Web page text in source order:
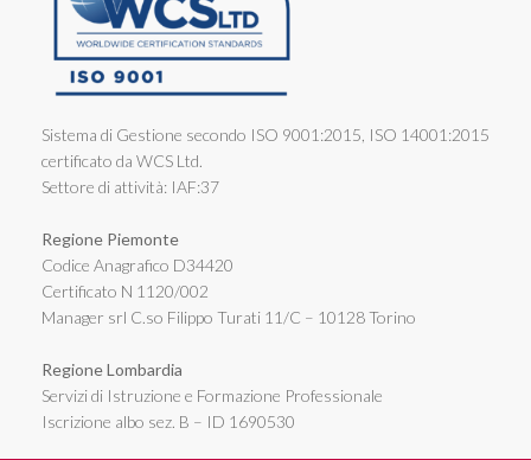
Sistema di Gestione secondo ISO 9001:2015, ISO 14001:2015
certificato da WCS Ltd.
Settore di attività: IAF:37
Regione Piemonte
Codice Anagrafico D34420
Certificato N 1120/002
Manager srl C.so Filippo Turati 11/C – 10128 Torino
Regione Lombardia
Servizi di Istruzione e Formazione Professionale
Iscrizione albo sez. B – ID 1690530